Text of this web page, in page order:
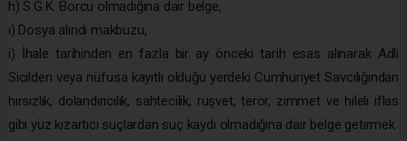
h) S.G.K. Borcu olmadığına dair belge,
ı) Dosya alındı makbuzu,
i) İhale tarihinden en fazla bir ay önceki tarih esas alınarak Adli
Sicilden veya nüfusa kayıtlı olduğu yerdeki Cumhuriyet Savcılığından
hırsızlık, dolandırıcılık, sahtecilik, rüşvet, terör, zimmet ve hileli iflas
gibi yüz kızartıcı suçlardan suç kaydı olmadığına dair belge getirmek